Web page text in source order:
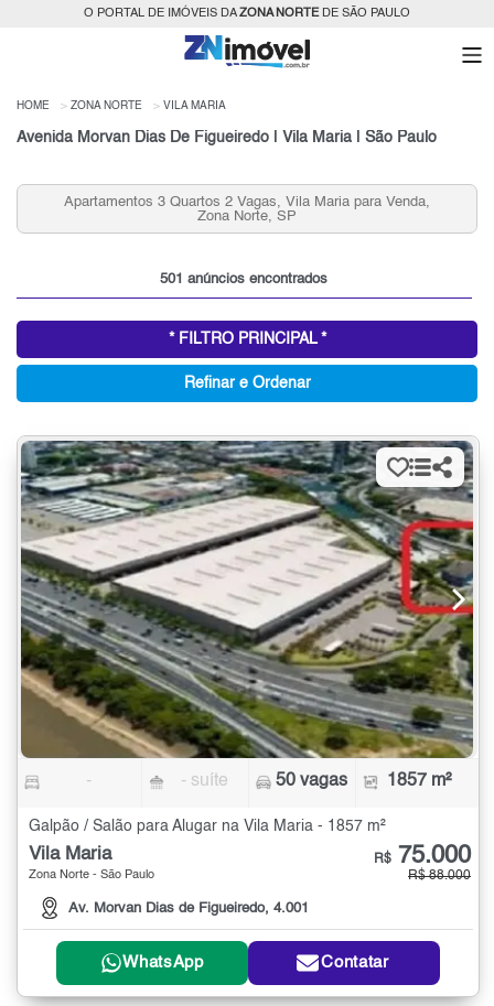
O PORTAL DE IMÓVEIS DAZONA NORTEDE SÃO PAULO
HOME ZONA NORTE VILA MARIA
Avenida Morvan Dias De Figueiredo | Vila Maria | São Paulo
Apartamentos 2 quartos, Vila Maria para Venda, Zona
Norte, SP
501 anúncios encontrados
* FILTRO PRINCIPAL *
Refinar e Ordenar
- - suíte 50 vagas 1857 m²
Galpão / Salão para Alugar na Vila Maria - 1857 m²
Vila Maria
Zona Norte - São Paulo
Av. Morvan Dias de Figueiredo, 4.001
R$ 75.000
R$ 88.000
WhatsApp Contatar